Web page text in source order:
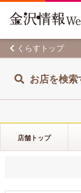
くらすトップ
お店を検索
店舗トップ